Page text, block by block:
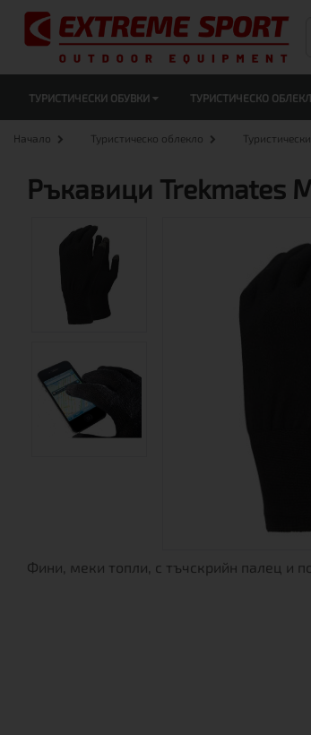
ТУРИСТИЧЕСКИ ОБУВКИ ТУРИСТИЧЕСКО
Начало Туристическо облекло
Ръкавици Trekmates
Фини, меки топли, с тъчскрийн палец и